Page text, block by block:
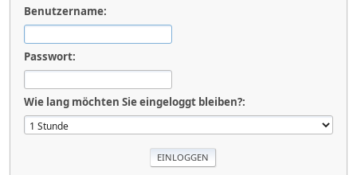
Benutzername:
Passwort:
Wie lang möchten Sie eingeloggt bleiben?: